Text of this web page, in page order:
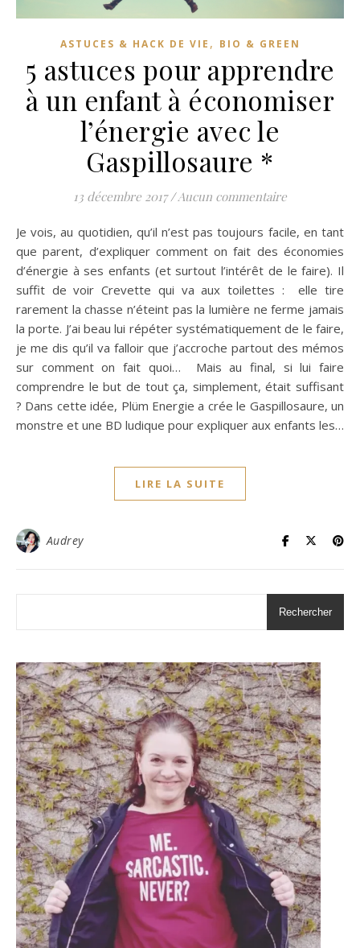
ASTUCES & HACK DE VIE , BIO & GREEN
5 astuces pour apprendre
à un enfant à économiser
l’énergie avec le
Gaspillosaure *
13 décembre 2017 /Aucun commentaire
Je vois, au quotidien, qu’il n’est pas toujours facile, en tant
que parent, d’expliquer comment on fait des économies
d’énergie à ses enfants (et surtout l’intérêt de le faire). Il
suffit de voir Crevette qui va aux toilettes : elle tire
rarement la chasse n’éteint pas la lumière ne ferme jamais
la porte. J’ai beau lui répéter systématiquement de le faire,
je me dis qu’il va falloir que j’accroche partout des mémos
sur comment on fait quoi… Mais au final, si lui faire
comprendre le but de tout ça, simplement, était suffisant
? Dans cette idée, Plüm Energie a crée le Gaspillosaure, un
monstre et une BD ludique pour expliquer aux enfants les…
LIRE LA SUITE
Audrey
Rechercher